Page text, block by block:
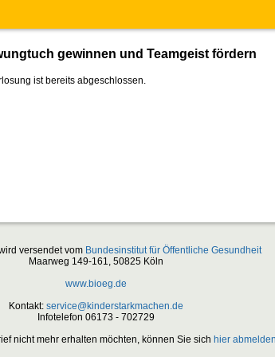
gewinnen und Teamgeist fördern
ist bereits abgeschlossen.
versendet vom Bundesinstitut für Öffentliche Gesundheit
Maarweg 149-161, 50825 Köln
www.bioeg.de
Kontakt: service@kinderstarkmachen.de
Infotelefon 06173 - 702729
nicht mehr erhalten möchten, können Sie sich hier